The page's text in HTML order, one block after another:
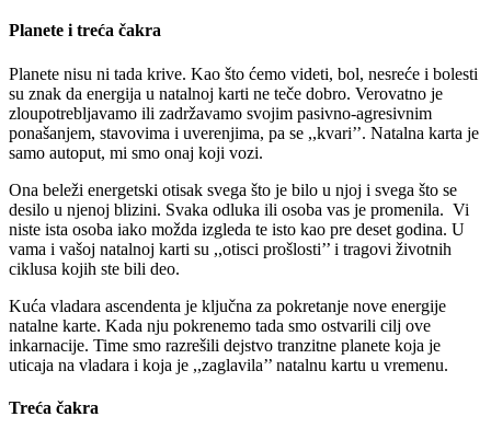
Planete i treća čakra
Planete nisu ni tada krive. Kao što ćemo videti, bol, nesreće i bolesti
su znak da energija u natalnoj karti ne teče dobro. Verovatno je
zloupotrebljavamo ili zadržavamo svojim pasivno-agresivnim
ponašanjem, stavovima i uverenjima, pa se ,,kvari’’. Natalna karta je
samo autoput, mi smo onaj koji vozi.
Ona beleži energetski otisak svega što je bilo u njoj i svega što se
desilo u njenoj blizini. Svaka odluka ili osoba vas je promenila. Vi
niste ista osoba iako možda izgleda te isto kao pre deset godina. U
vama i vašoj natalnoj karti su ,,otisci prošlosti’’ i tragovi životnih
ciklusa kojih ste bili deo.
Kuća vladara ascendenta je ključna za pokretanje nove energije
natalne karte. Kada nju pokrenemo tada smo ostvarili cilj ove
inkarnacije. Time smo razrešili dejstvo tranzitne planete koja je
uticaja na vladara i koja je ,,zaglavila’’ natalnu kartu u vremenu.
Treća čakra